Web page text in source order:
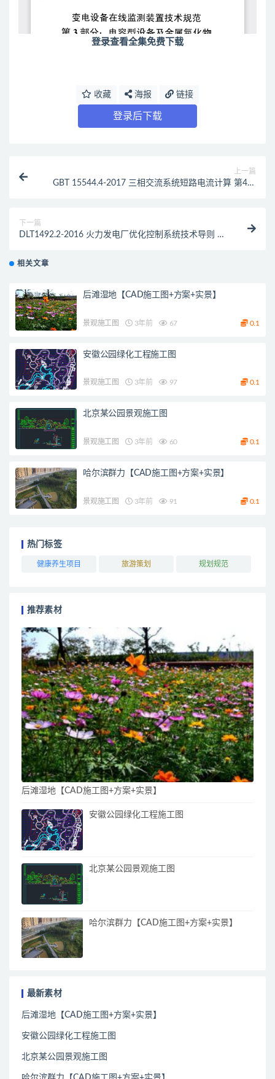
登录查看全集免费下载
收藏 海报 链接
登录后下载
上一篇
GBT 15544.4-2017 三相交流系统短路电流计算 第4部
下一篇
DLT1492.2-2016 火力发电厂优化控制系统技术导则 第
范）
相关文章
后滩湿地【CAD施工图+方案+实景】
景观施工图 3年前 67 0.1
安徽公园绿化工程施工图
景观施工图 3年前 97 0.1
北京某公园景观施工图
景观施工图 3年前 60 0.1
哈尔滨群力【CAD施工图+方案+实景】
景观施工图 3年前 91 0.1
热门标签
健康养生项目 旅游策划 规划规范
推荐素材
后滩湿地【CAD施工图+方案+实景】
安徽公园绿化工程施工图
北京某公园景观施工图
哈尔滨群力【CAD施工图+方案+实景】
最新素材
后滩湿地【CAD施工图+方案+实景】
安徽公园绿化工程施工图
北京某公园景观施工图